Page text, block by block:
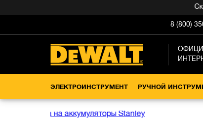
8 (800)
ЭЛЕКТРОИНСТРУМЕНТ РУЧНОЙ